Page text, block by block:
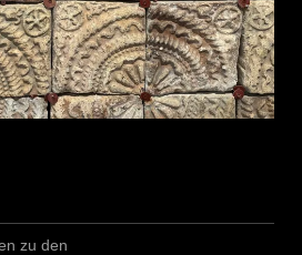
zu den